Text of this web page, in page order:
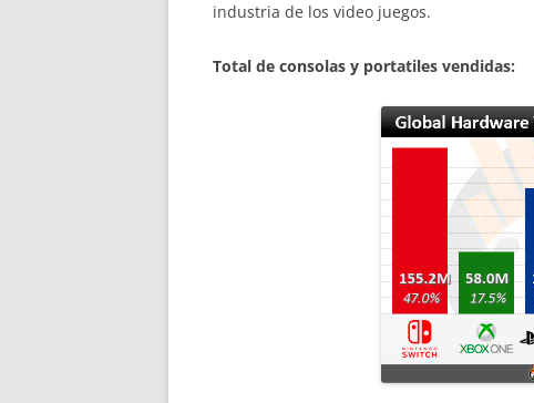
industria de los video juegos.
Total de consolas y portatiles vendidas: